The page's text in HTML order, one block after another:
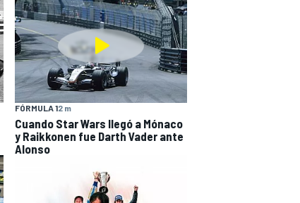
FÓRMULA 12 m
Cuando Star Wars llegó a Mónaco
y Raikkonen fue Darth Vader ante
Alonso